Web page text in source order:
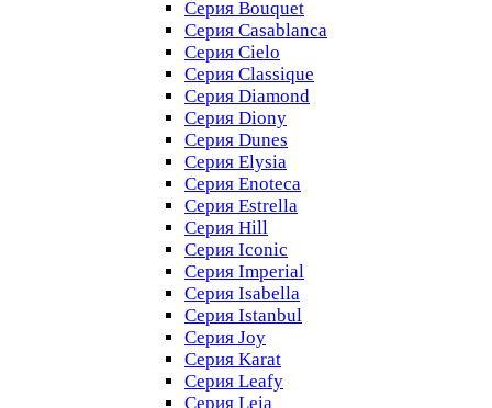
Серия Bouquet
Серия Casablanсa
Серия Cielo
Серия Classique
Серия Diamond
Серия Diony
Серия Dunes
Серия Elysia
Серия Enoteca
Серия Estrella
Серия Hill
Серия Iconic
Серия Imperial
Серия Isabella
Серия Istanbul
Серия Joy
Серия Karat
Серия Leafy
Серия Leia